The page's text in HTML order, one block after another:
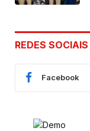
REDES SOCIAIS
Facebook